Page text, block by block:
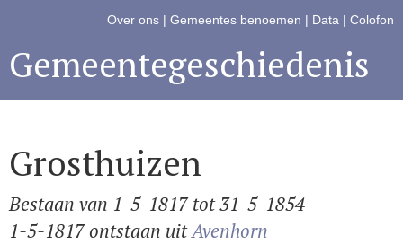
Over ons | Gemeentes benoemen | Data | Colofon
Gemeentegeschiedenis
Grosthuizen
Bestaan van 1-5-1817 tot 31-5-1854
1-5-1817 ontstaan uitAvenhorn